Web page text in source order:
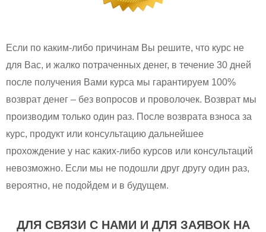
Если по каким-либо причинам Вы решите, что курс не
для Вас, и жалко потраченных денег, в течение 30 дней
после получения Вами курса мы гарантируем 100%
возврат денег – без вопросов и проволочек. Возврат мы
производим только один раз. После возврата взноса за
курс, продукт или консультацию дальнейшее
прохождение у нас каких-либо курсов или консультаций
невозможно. Если мы не подошли друг другу один раз,
вероятно, не подойдем и в будущем.
ДЛЯ СВЯЗИ С НАМИ И ДЛЯ ЗАЯВОК НА